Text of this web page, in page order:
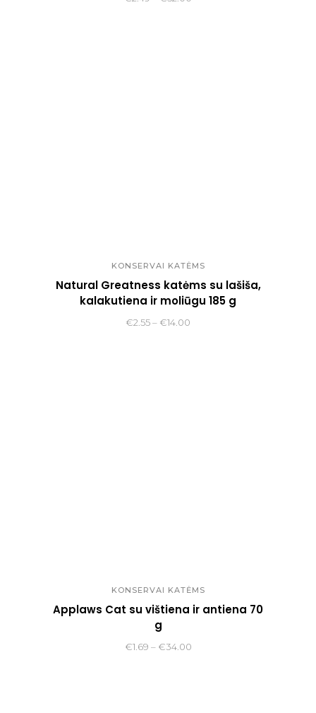
KONSERVAI KATĖMS
Natural Greatness katėms su lašiša,
kalakutiena ir moliūgu 185 g
€2.55– €14.00
KONSERVAI KATĖMS
Applaws Cat su vištiena ir antiena 70
g
€1.69 – €34.00Price